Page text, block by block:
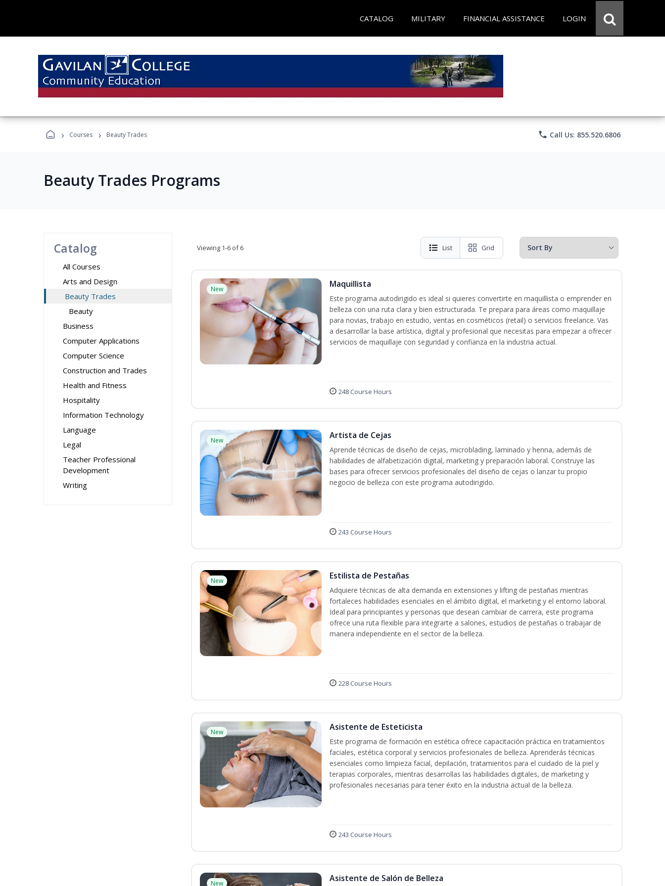
CATALOG MILITARY FINANCIAL ASSISTANCE LOGIN
› Courses › Beauty Trades phone Call Us: 855.520.6806
Beauty Trades Programs
Catalog
All Courses
Arts and Design
Beauty Trades
Beauty
Business
Computer Applications
Computer Science
Construction and Trades
Health and Fitness
Hospitality
Information Technology
Language
Legal
Teacher Professional
Development
Writing
Viewing 1-6 of 6 List Grid
New Maquillista
Este programa autodirigido es ideal si quieres convertirte en maquillista o emprender en
belleza con una ruta clara y bien estructurada. Te prepara para áreas como maquillaje
para novias, trabajo en estudio, ventas en cosméticos (retail) o servicios freelance. Vas
a desarrollar la base artística, digital y profesional que necesitas para empezar a ofrecer
servicios de maquillaje con seguridad y confianza en la industria actual.
248 Course Hours
New Artista de Cejas
Aprende técnicas de diseño de cejas, microblading, laminado y henna, además de
habilidades de alfabetización digital, marketing y preparación laboral. Construye las
bases para ofrecer servicios profesionales del diseño de cejas o lanzar tu propio
negocio de belleza con este programa autodirigido.
243 Course Hours
New Estilista de Pestañas
Adquiere técnicas de alta demanda en extensiones y lifting de pestañas mientras
fortaleces habilidades esenciales en el ámbito digital, el marketing y el entorno laboral.
Ideal para principiantes y personas que desean cambiar de carrera, este programa
ofrece una ruta flexible para integrarte a salones, estudios de pestañas o trabajar de
manera independiente en el sector de la belleza.
228 Course Hours
New Asistente de Esteticista
Este programa de formación en estética ofrece capacitación práctica en tratamientos
faciales, estética corporal y servicios profesionales de belleza. Aprenderás técnicas
esenciales como limpieza facial, depilación, tratamientos para el cuidado de la piel y
terapias corporales, mientras desarrollas las habilidades digitales, de marketing y
profesionales necesarias para tener éxito en la industria actual de la belleza.
243 Course Hours
New Asistente de Salón de Belleza